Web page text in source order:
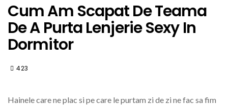
Cum Am Scapat De Teama
De A Purta Lenjerie Sexy In
Dormitor
423
Hainele care ne plac si pe care le purtam zi de zi ne fac sa fim